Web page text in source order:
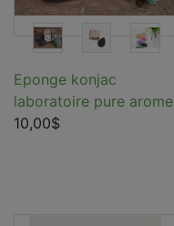
Eponge konjac
laboratoire pure arome
10,00$